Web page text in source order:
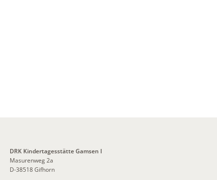
DRK Kindertagesstätte Gamsen I
Masurenweg 2a
D-38518 Gifhorn